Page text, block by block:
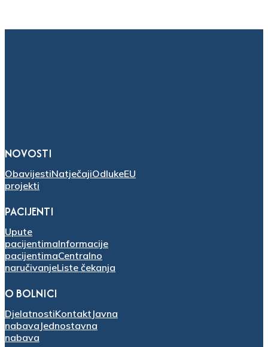
NOVOSTI
ObavijestiNatječajiOdlukeEU
projekti
PACIJENTI
Upute
pacijentimaInformacije
pacijentimaCentralno
naručivanjeListe čekanja
O BOLNICI
DjelatnostiKontakt Javna
nabava Jednostavna
nabava